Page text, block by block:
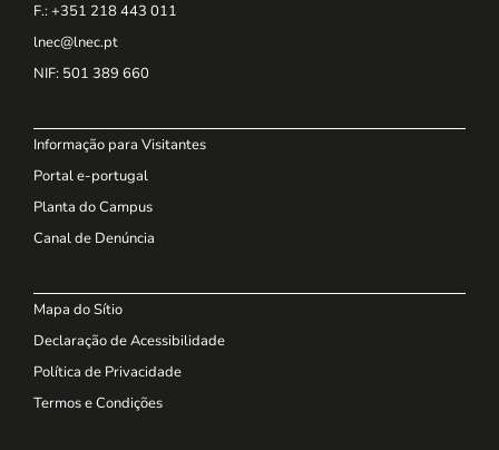
F.: +351 218 443 011
lnec@lnec.pt
NIF: 501 389 660
Informação para Visitantes
Portal e-portugal
Planta do Campus
Canal de Denúncia
Mapa do Sítio
Declaração de Acessibilidade
Política de Privacidade
Termos e Condições